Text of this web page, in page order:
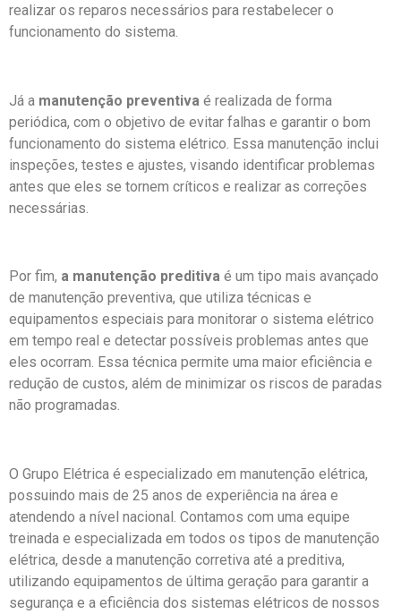
realizar os reparos necessários para restabelecer o
funcionamento do sistema.
Já a manutenção preventiva é realizada de forma
periódica, com o objetivo de evitar falhas e garantir o bom
funcionamento do sistema elétrico. Essa manutenção inclui
inspeções, testes e ajustes, visando identificar problemas
antes que eles se tornem críticos e realizar as correções
necessárias.
Por fim, a manutenção preditiva é um tipo mais avançado
de manutenção preventiva, que utiliza técnicas e
equipamentos especiais para monitorar o sistema elétrico
em tempo real e detectar possíveis problemas antes que
eles ocorram. Essa técnica permite uma maior eficiência e
redução de custos, além de minimizar os riscos de paradas
não programadas.
O Grupo Elétrica é especializado em manutenção elétrica,
possuindo mais de 25 anos de experiência na área e
atendendo a nível nacional. Contamos com uma equipe
treinada e especializada em todos os tipos de manutenção
elétrica, desde a manutenção corretiva até a preditiva,
utilizando equipamentos de última geração para garantir a
segurança e a eficiência dos sistemas elétricos de nossos